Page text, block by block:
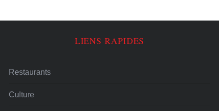
LIENS RAPIDES
Restaurants
Culture